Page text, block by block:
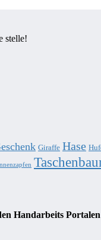
stelle!
Giraffe Hase
Handarbeits